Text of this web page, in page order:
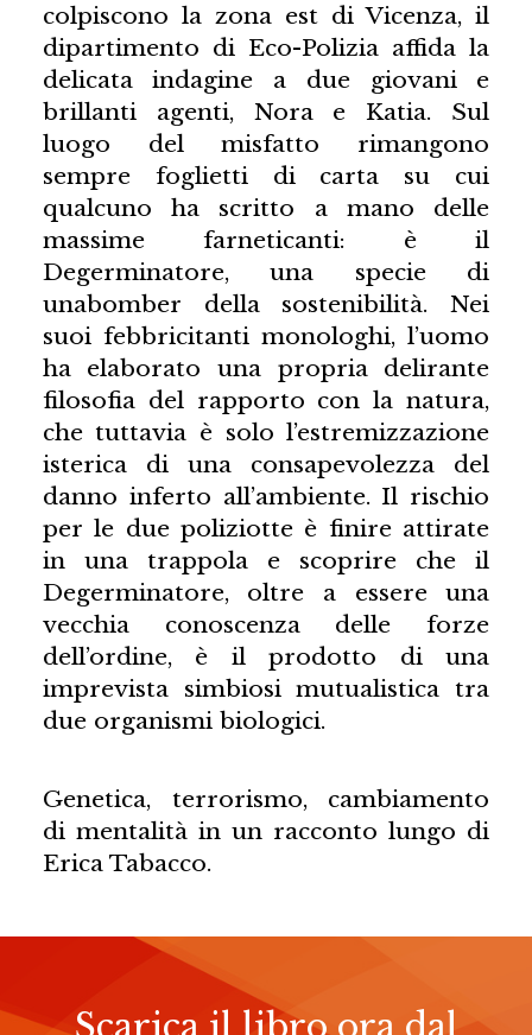
colpiscono la zona est di Vicenza, il
dipartimento di Eco-Polizia affida la
delicata indagine a due giovani e
brillanti agenti, Nora e Katia. Sul
luogo del misfatto rimangono
sempre foglietti di carta su cui
qualcuno ha scritto a mano delle
massime farneticanti: è il
Degerminatore, una specie di
unabomber della sostenibilità. Nei
suoi febbricitanti monologhi, l’uomo
ha elaborato una propria delirante
filosofia del rapporto con la natura,
che tuttavia è solo l’estremizzazione
isterica di una consapevolezza del
danno inferto all’ambiente. Il rischio
per le due poliziotte è finire attirate
in una trappola e scoprire che il
Degerminatore, oltre a essere una
vecchia conoscenza delle forze
dell’ordine, è il prodotto di una
imprevista simbiosi mutualistica tra
due organismi biologici.
Genetica, terrorismo, cambiamento
di mentalità in un racconto lungo di
Erica Tabacco.